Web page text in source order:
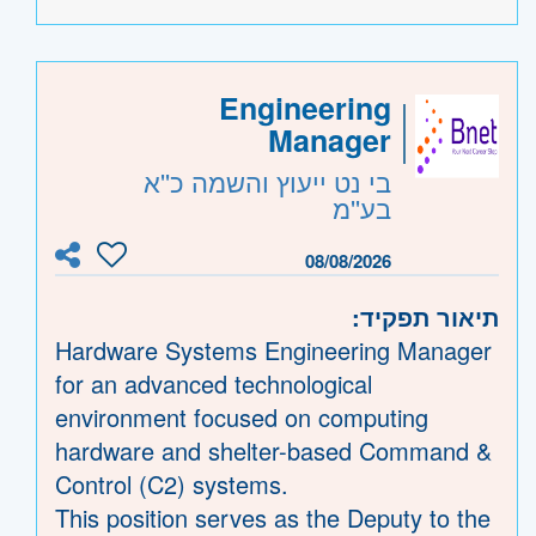
ומנהלים ישירים.
פיקוח על עמידה ביעדים ובתקנים.
פתרון בעיות תפעוליות וטכניות מורכבות
בצוות קטן ומקצועי.
קשר עם לקוחות:
עבודה מול ספקים ולקוחות, קידום פרויקטים
וסגירת וכן תמיכה טכנית
עמידה בתנאי רגולציה ותקנים תפעוליים
תקשורת ופתרון בעיות: חיבור בין צוותים,
לקוחות וספקים.
היקף משרה: משרה מלאה
קוד משרה:623287
- תל אביב, פתח תקווה, רמת גן
וגבעתיים, בקעת אונו וגבעת שמואל, חולון
ובת-ים, מודיעין, שוהם
רעננה, כפר סבא והוד השרון, ראש העין,
הרצליה ורמת השרון
Engineering
Manager
בי נט ייעוץ והשמה כ''א
בע''מ
08/08/2026
תיאור תפקיד:
Hardware Systems Engineering Manager
for an advanced technological
environment focused on computing
hardware and shelter-based Command &
Control (C2) systems.
This position serves as the Deputy to the